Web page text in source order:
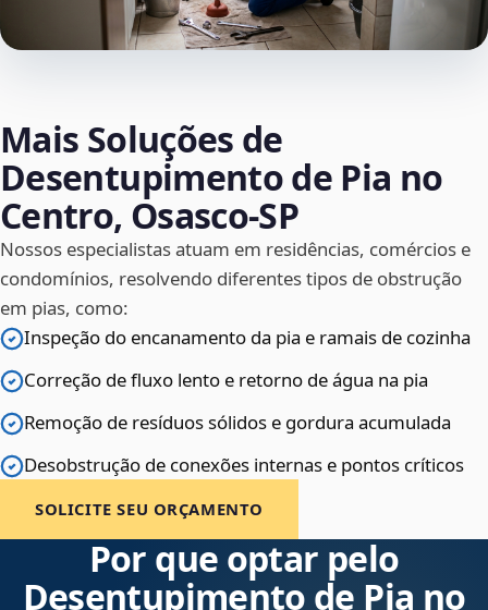
Mais Soluções de
Desentupimento de Pia no
Centro, Osasco‑SP
Nossos especialistas atuam em residências, comércios e
condomínios, resolvendo diferentes tipos de obstrução
em pias, como:
Inspeção do encanamento da pia e ramais de cozinha
Correção de fluxo lento e retorno de água na pia
Remoção de resíduos sólidos e gordura acumulada
Desobstrução de conexões internas e pontos críticos
SOLICITE SEU ORÇAMENTO
Por que optar pelo
Desentupimento de Pia no